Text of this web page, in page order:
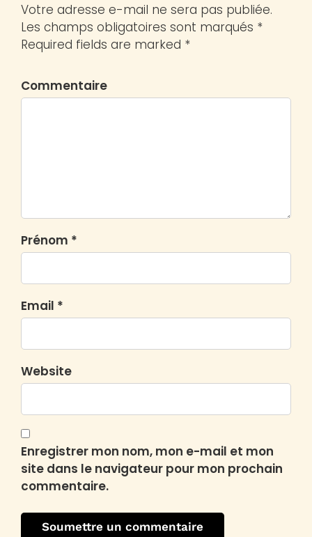
Votre adresse e-mail ne sera pas publiée.
Les champs obligatoires sont marqués *
Required fields are marked *
Commentaire
Prénom *
Email *
Website
Enregistrer mon nom, mon e-mail et mon
site dans le navigateur pour mon prochain
commentaire.